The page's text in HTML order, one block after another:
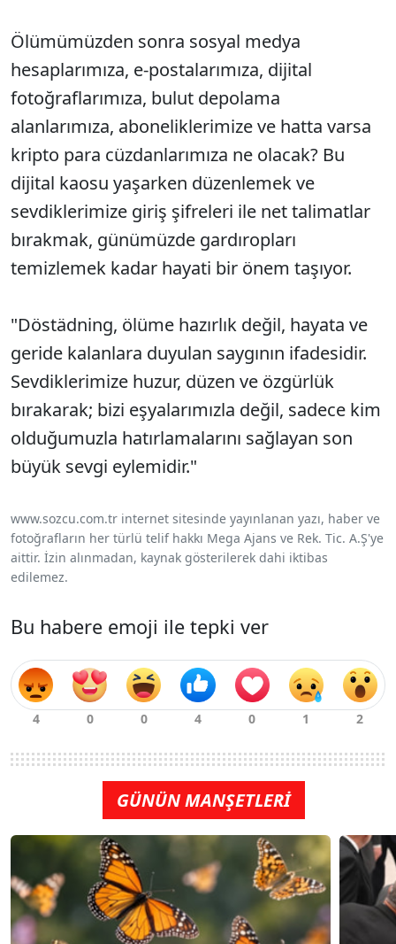
Ölümümüzden sonra sosyal medya
hesaplarımıza, e-postalarımıza, dijital
fotoğraflarımıza, bulut depolama
alanlarımıza, aboneliklerimize ve hatta varsa
kripto para cüzdanlarımıza ne olacak? Bu
dijital kaosu yaşarken düzenlemek ve
sevdiklerimize giriş şifreleri ile net talimatlar
bırakmak, günümüzde gardıropları
temizlemek kadar hayati bir önem taşıyor.
"Döstädning, ölüme hazırlık değil, hayata ve
geride kalanlara duyulan saygının ifadesidir.
Sevdiklerimize huzur, düzen ve özgürlük
bırakarak; bizi eşyalarımızla değil, sadece kim
olduğumuzla hatırlamalarını sağlayan son
büyük sevgi eylemidir."
www.sozcu.com.tr internet sitesinde yayınlanan yazı, haber ve
fotoğrafların her türlü telif hakkı Mega Ajans ve Rek. Tic. A.Ş'ye
aittir. İzin alınmadan, kaynak gösterilerek dahi iktibas
edilemez.
Bu habere emoji ile tepki ver
GÜNÜN MANŞETLERİ